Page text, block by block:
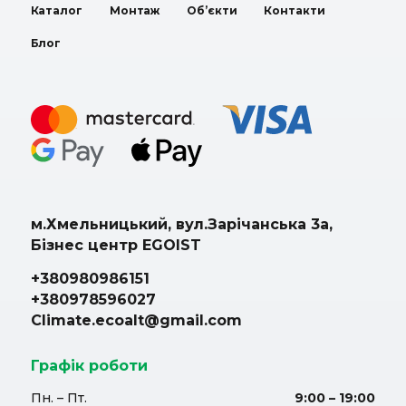
Каталог Монтаж Об’єкти Контакти
Блог
м.Хмельницький, вул.Зарічанська 3а,
Бізнес центр EGOIST
+380980986151
+380978596027
Climate.ecoalt@gmail.com
Графік роботи
Пн. – Пт. 9:00 – 19:00